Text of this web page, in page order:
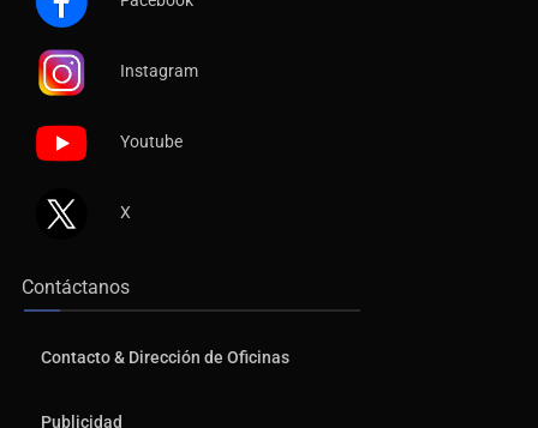
Instagram
Youtube
X
Contáctanos
Contacto & Dirección de Oficinas
Publicidad